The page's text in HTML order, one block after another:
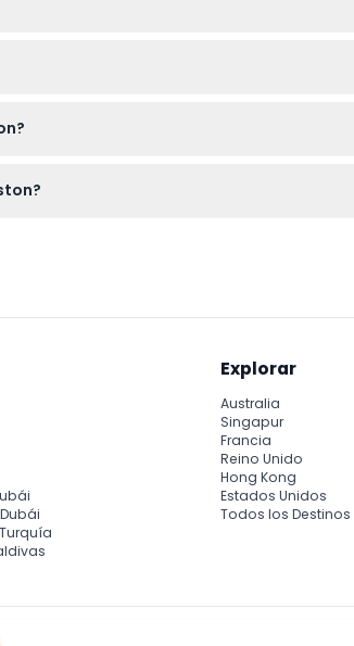
Explorar
Australia
Singapur
Francia
Reino Unido
Hong Kong
Estados Unidos
Todos los Destinos